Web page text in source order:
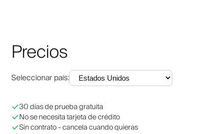
Precios
Seleccionar país:
30 días de prueba gratuita
No se necesita tarjeta de crédito
Sin contrato - cancela cuando quieras